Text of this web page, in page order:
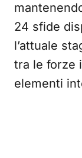
24 sfide
l’attuale
tra le forze
elementi